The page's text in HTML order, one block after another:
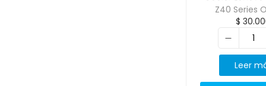
Z40 Series
$
Leer